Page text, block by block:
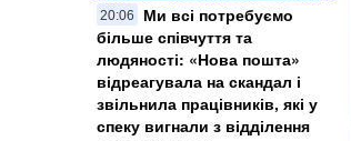
20:06
Ми всі потребуємо
більше співчуття та
людяності: «Нова пошта»
відреагувала на скандал і
звільнила працівників, які у
спеку вигнали з відділення